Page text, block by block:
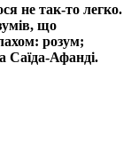
не так-то легко.
що
розум;
Саїда-Афанді.